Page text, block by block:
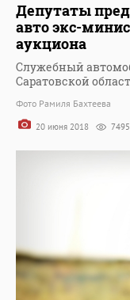
Депутаты
авто экс-
аукциона
Служебный
Саратовской
Фото Рамиля Бахтеева
20 июня 2018 7495